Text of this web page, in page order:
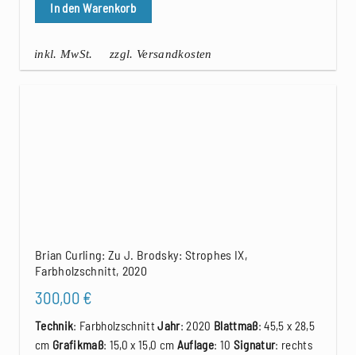
In den Warenkorb
inkl. MwSt. zzgl. Versandkosten
Brian Curling: Zu J. Brodsky: Strophes IX,
Farbholzschnitt, 2020
300,00 €
Technik: FarbholzschnittJahr: 2020 Blattmaß: 45,5 x 28,5
cm Grafikmaß: 15,0 x 15,0 cm Auflage: 10 Signatur: rechts